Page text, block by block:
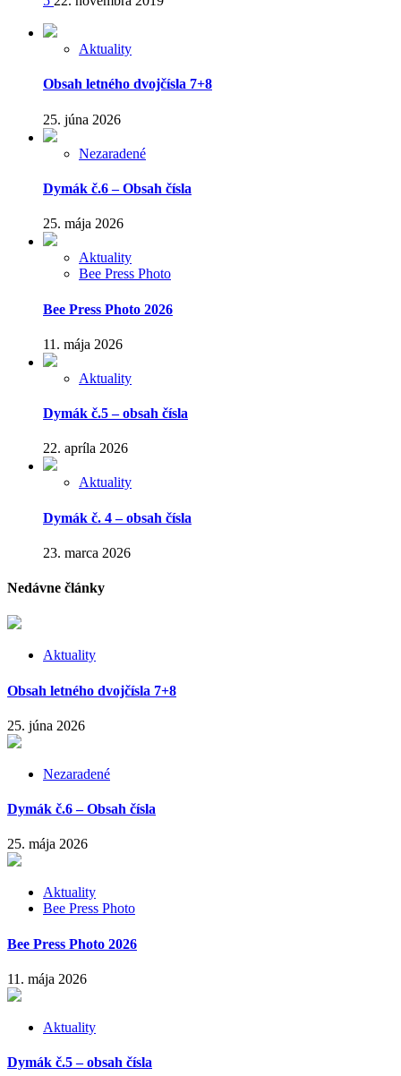
Aktuality
Obsah letného dvojčísla 7+8
25. júna 2026
Nezaradené
Dymák č.6 – Obsah čísla
25. mája 2026
Aktuality
Bee Press Photo
Bee Press Photo 2026
11. mája 2026
Aktuality
Dymák č.5 – obsah čísla
22. apríla 2026
Aktuality
Dymák č. 4 – obsah čísla
23. marca 2026
Nedávne články
Aktuality
Obsah letného dvojčísla 7+8
25. júna 2026
Nezaradené
Dymák č.6 – Obsah čísla
25. mája 2026
Aktuality
Bee Press Photo
Bee Press Photo 2026
11. mája 2026
Aktuality
Dymák č.5 – obsah čísla